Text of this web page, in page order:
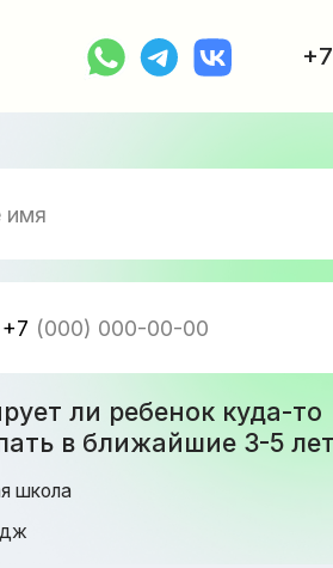
+7 993 641 6884
куда-то
3-5 лет?